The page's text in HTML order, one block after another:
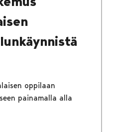
oppilaan
painamalla alla